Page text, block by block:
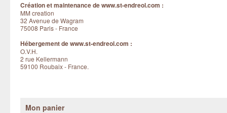
Création et maintenance de www.st-endreol.com :
MM creation
32 Avenue de Wagram
75008 Paris - France
Hébergement de www.st-endreol.com :
O.V.H.
2 rue Kellermann
59100 Roubaix - France.
Mon panier